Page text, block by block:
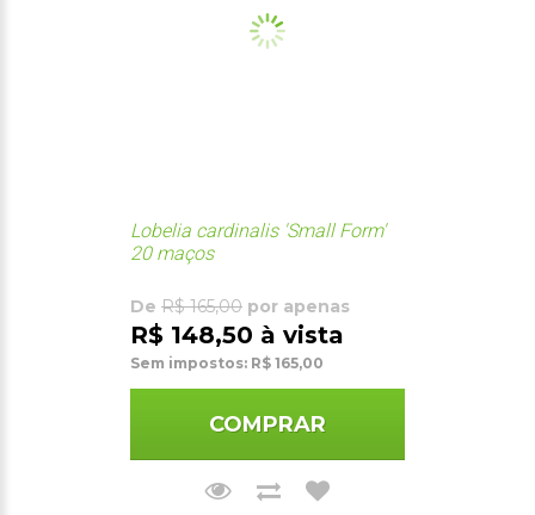
Lobelia cardinalis 'Small Form'
20 maços
De R$ 165,00 por apenas
R$ 148,50 à vista
Sem impostos: R$ 165,00
COMPRAR